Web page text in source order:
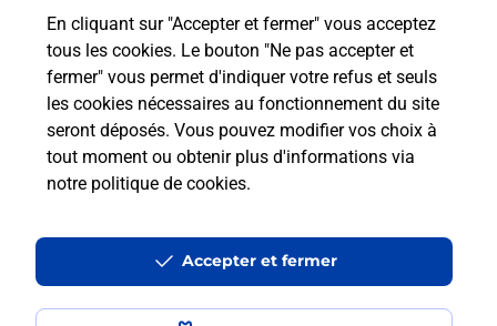
En cliquant sur "Accepter et fermer" vous acceptez
tous les cookies. Le bouton "Ne pas accepter et
fermer" vous permet d'indiquer votre refus et seuls
les cookies nécessaires au fonctionnement du site
seront déposés. Vous pouvez modifier vos choix à
tout moment ou obtenir plus d'informations via
notre politique de cookies.
Accepter et fermer
La Poste
en ligne
Ouvert 24h/24
En savoir plus
Recherchez un autre point de contact